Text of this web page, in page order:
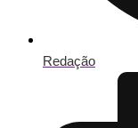
Redação